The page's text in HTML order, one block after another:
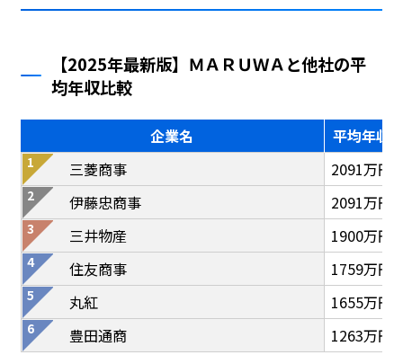
【2025年最新版】ＭＡＲＵＷＡと他社の平
均年収比較
企業名
平均年収
三菱商事
2091万円
伊藤忠商事
2091万円
三井物産
1900万円
住友商事
1759万円
丸紅
1655万円
豊田通商
1263万円